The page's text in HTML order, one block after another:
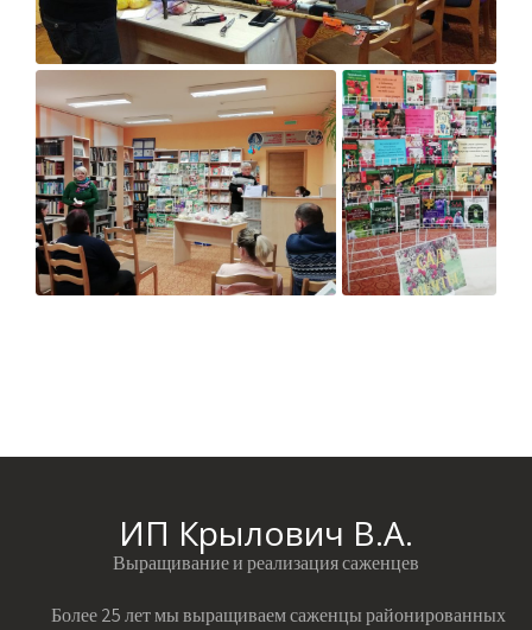
ИП Крылович В.А.
Выращивание и реализация саженцев
Более 25 лет мы выращиваем саженцы районированных